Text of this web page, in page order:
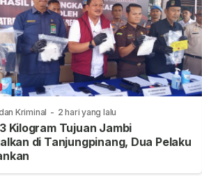
Kriminal - 2 hari yang lalu
Kilogram Tujuan Jambi
di Tanjungpinang, Dua Pelaku